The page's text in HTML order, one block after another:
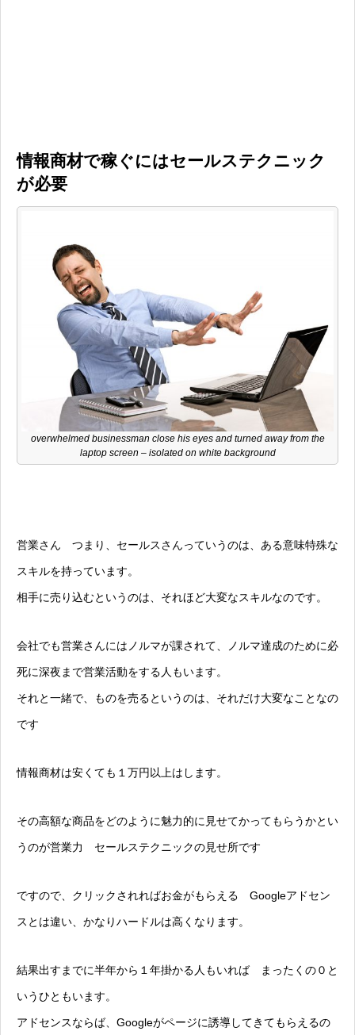
情報商材で稼ぐにはセールステクニック
が必要
overwhelmed businessman close his eyes and turned away from the
laptop screen – isolated on white background
営業さん つまり、セールスさんっていうのは、ある意味特殊な
スキルを持っています。
相手に売り込むというのは、それほど大変なスキルなのです。
会社でも営業さんにはノルマが課されて、ノルマ達成のために必
死に深夜まで営業活動をする人もいます。
それと一緒で、ものを売るというのは、それだけ大変なことなの
です
情報商材は安くても１万円以上はします。
その高額な商品をどのように魅力的に見せてかってもらうかとい
うのが営業力 セールステクニックの見せ所です
ですので、クリックされればお金がもらえる Googleアドセン
スとは違い、かなりハードルは高くなります。
結果出すまでに半年から１年掛かる人もいれば まったくの０と
いうひともいます。
アドセンスならば、Googleがページに誘導してきてもらえるの